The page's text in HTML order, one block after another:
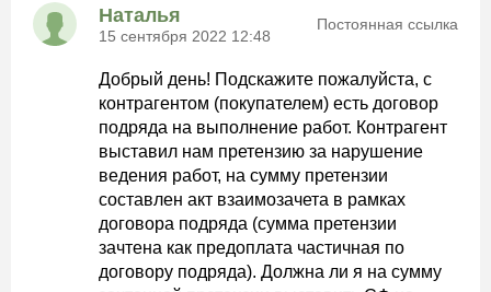
Наталья
15 сентября 2022 12:48
Постоянная ссылка
Добрый день! Подскажите пожалуйста, с
контрагентом (покупателем) есть договор
подряда на выполнение работ. Контрагент
выставил нам претензию за нарушение
ведения работ, на сумму претензии
составлен акт взаимозачета в рамках
договора подряда (сумма претензии
зачтена как предоплата частичная по
договору подряда). Должна ли я на сумму